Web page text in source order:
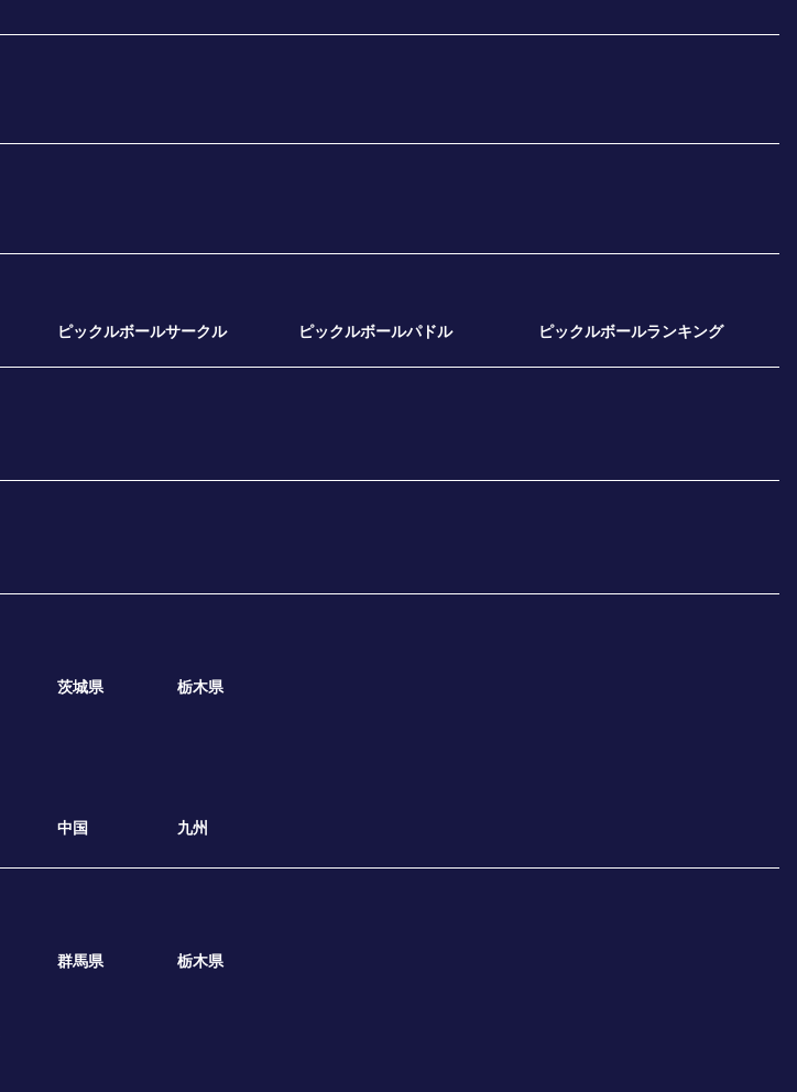
ピックルボールサークル ピックルボールパドル ピックルボールランキング
茨城県 栃木県
中国 九州
群馬県 栃木県